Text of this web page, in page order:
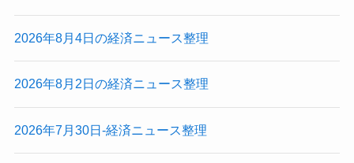
2026年8月4日の経済ニュース整理
2026年8月2日の経済ニュース整理
2026年7月30日-経済ニュース整理